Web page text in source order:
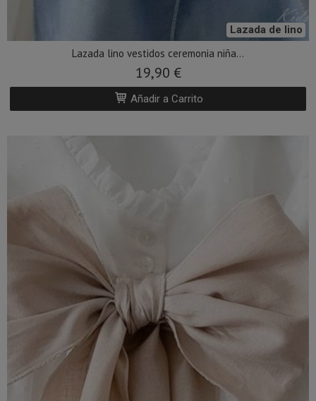
Lazada de lino
Lazada lino vestidos ceremonia niña...
19,90 €
Añadir a Carrito